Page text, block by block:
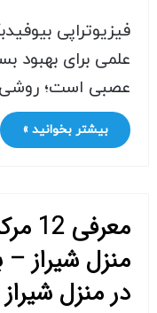
فیزیوتراپی
علمی برای بهبود
عصبی است؛
بیشتر بخوانید »
منزل شیراز –
در منزل